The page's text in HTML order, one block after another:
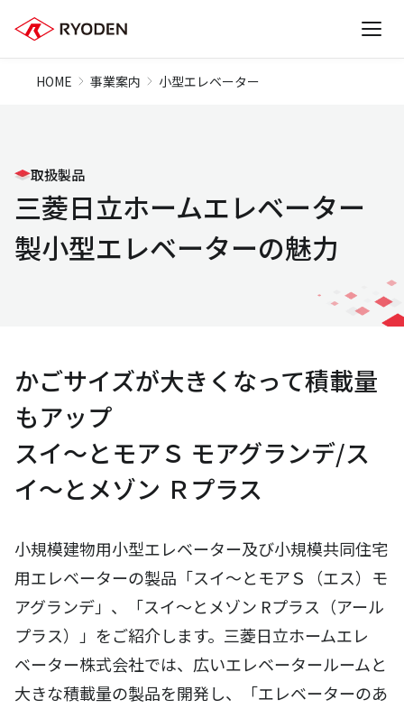
HOME 事業案内 小型エレベーター
取扱製品
三菱日立ホームエレベーター
製小型エレベーターの魅力
かごサイズが大きくなって積載量
もアップ
スイ～とモアＳ モアグランデ/ス
イ～とメゾン Ｒプラス
小規模建物用小型エレベーター及び小規模共同住宅
用エレベーターの製品「スイ～とモアＳ（エス）モ
アグランデ」、「スイ～とメゾン Rプラス（アール
プラス）」をご紹介します。三菱日立ホームエレ
ベーター株式会社では、広いエレベータールームと
大きな積載量の製品を開発し、「エレベーターのあ